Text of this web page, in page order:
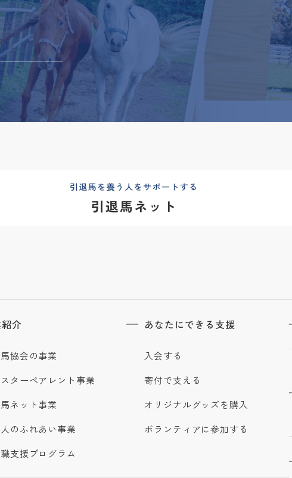
介
協会の事業
ターペアレント事業
ネット事業
のふれあい事業
支援プログラム
あなたにできる支援
入会する
寄付で支える
オリジナルグッズを購入
ボランティアに参加する